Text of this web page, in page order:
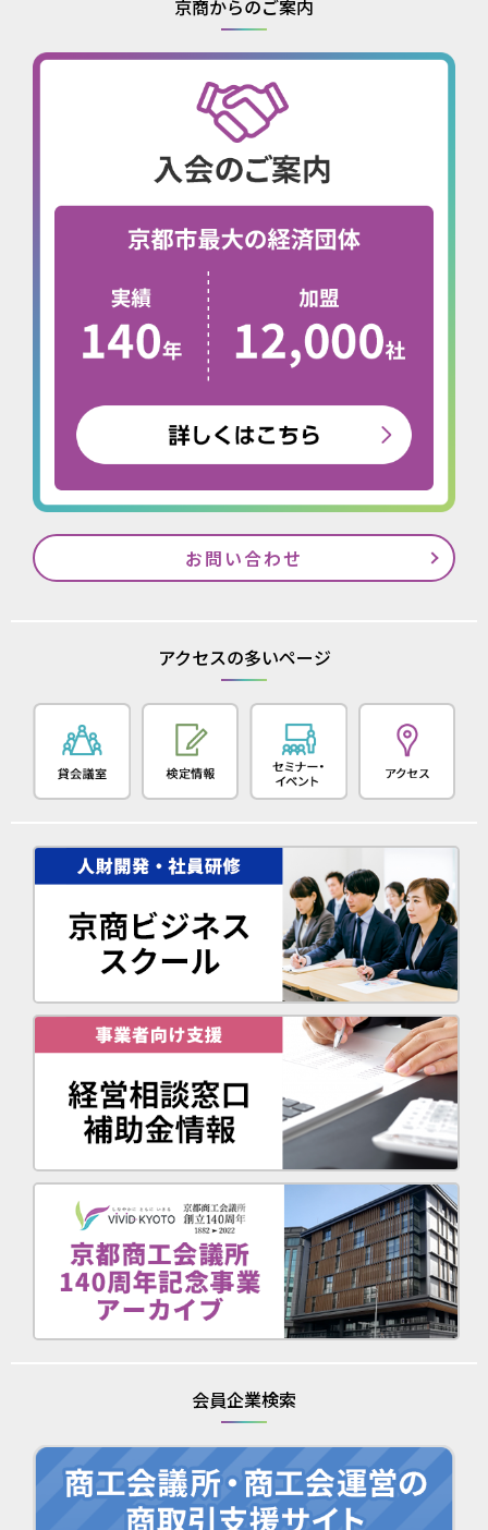
京商からのご案内
お問い合わせ
アクセスの多いページ
会員企業検索